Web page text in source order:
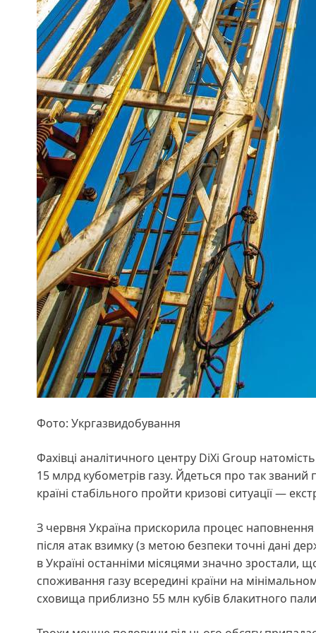
Фото: Укргазвидобування
Фахівці аналітичного центру DiXi Group
15 млрд кубометрів газу. Йдеться про так званий
країні стабільного пройти кризові ситуації —
З червня Україна прискорила процес
після атак взимку (з метою безпеки точні дані
в Україні останніми місяцями значно зростали,
споживання газу всередині країни на
сховища приблизно 55 млн кубів блакитного